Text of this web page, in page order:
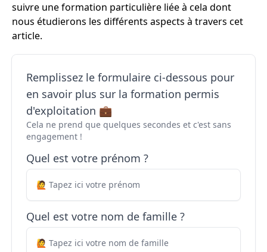
suivre une formation particulière liée à cela dont
nous étudierons les différents aspects à travers cet
article.
Remplissez le formulaire ci-dessous pour
en savoir plus sur la formation permis
d'exploitation 💼
Cela ne prend que quelques secondes et c'est sans
engagement !
Quel est votre prénom ?
Quel est votre nom de famille ?